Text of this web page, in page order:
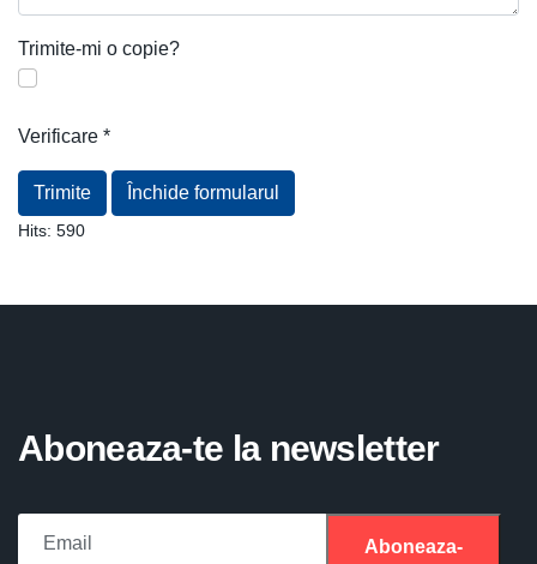
Trimite-mi o copie?
Verificare *
Trimite Închide formularul
Hits: 590
Aboneaza-te la newsletter
Aboneaza-